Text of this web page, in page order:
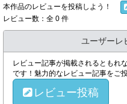
本作品のレビューを投稿しよう！
レビュー数：全 0 件
ユーザーレ
レビュー記事が掲載されるともれ
です！魅力的なレビュー記事をご
レビュー投稿